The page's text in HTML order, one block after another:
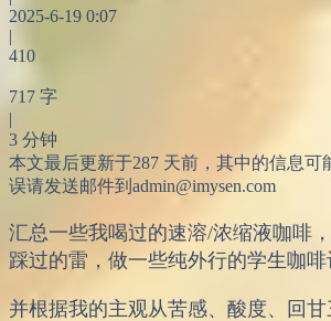
2025-6-19 0:07
|
410
717 字
|
3 分钟
本文最后更新于287 天前，其中的信息可
误请发送邮件到admin@imysen.com
汇总一些我喝过的速溶/浓缩液咖啡
踩过的雷，做一些纯外行的学生咖
并根据我的主观从苦感、酸度、回